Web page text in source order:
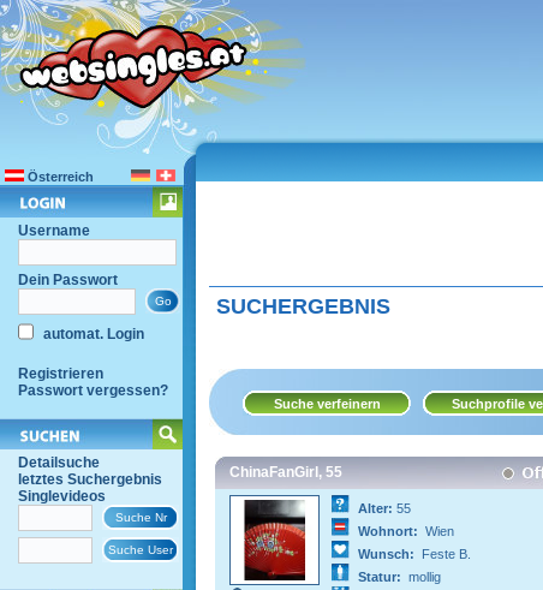
Österreich
Username
Dein Passwort
automat. Login
Registrieren
Passwort vergessen?
Detailsuche
letztes Suchergebnis
Singlevideos
SUCHERGEBNIS
ChinaFanGirl, 55
Alter: 55
Wohnort: Wien
Wunsch:
Feste B.
Statur: mollig